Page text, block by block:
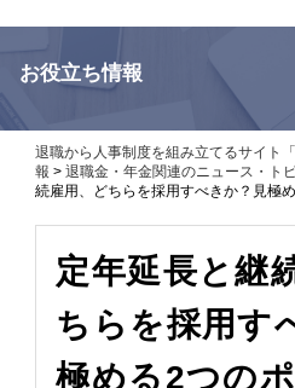
お役立ち情報
退職から人事制度を組み立てるサイト「
報 >退職金・年金関連のニュース・ト
続雇用、どちらを採用すべきか？見極
定年延長と継
ちらを採用す
極める2つの